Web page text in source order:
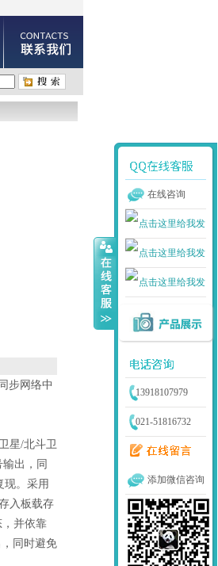
步网络中
星/北斗卫
出，同
现。采用
入板载存
并依靠
同时避免
在线咨询
13918107979
021-51816732
添加微信咨询